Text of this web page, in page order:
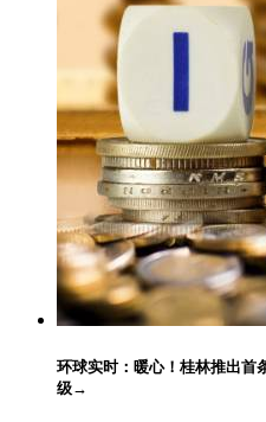
环球实时：暖心！桂林推出首
级→